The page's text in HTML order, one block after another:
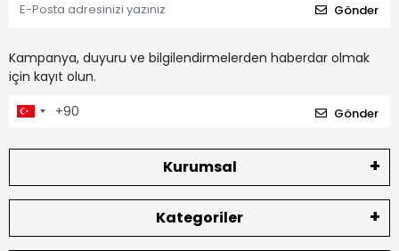
Gönder
Kampanya, duyuru ve bilgilendirmelerden haberdar olmak
için kayıt olun.
Gönder
Kurumsal
Kategoriler